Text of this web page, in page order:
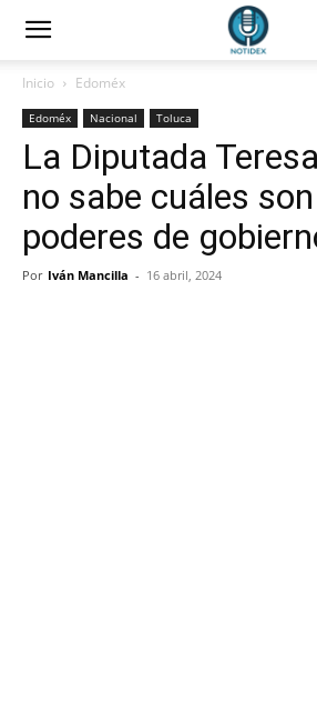
Inicio Edoméx
Edoméx Nacional Toluca
La Diputada
no sabe cuáles
poderes de
Por Iván Mancilla - 16 abril, 2024